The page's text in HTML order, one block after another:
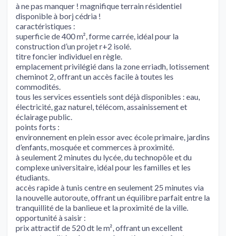
à ne pas manquer ! magnifique terrain résidentiel
disponible à borj cédria !
caractéristiques :
superficie de 400 m², forme carrée, idéal pour la
construction d’un projet r+2 isolé.
titre foncier individuel en règle.
emplacement privilégié dans la zone erriadh, lotissement
cheminot 2, offrant un accès facile à toutes les
commodités.
tous les services essentiels sont déjà disponibles : eau,
électricité, gaz naturel, télécom, assainissement et
éclairage public.
points forts :
environnement en plein essor avec école primaire, jardins
d’enfants, mosquée et commerces à proximité.
à seulement 2 minutes du lycée, du technopôle et du
complexe universitaire, idéal pour les familles et les
étudiants.
accès rapide à tunis centre en seulement 25 minutes via
la nouvelle autoroute, offrant un équilibre parfait entre la
tranquillité de la banlieue et la proximité de la ville.
opportunité à saisir :
prix attractif de 520 dt le m², offrant un excellent